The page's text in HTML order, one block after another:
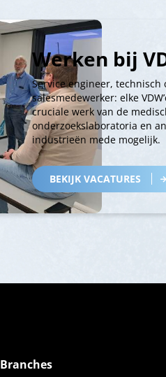
Werken bij
Service engineer, technisch
salesmedewerker: elke
cruciale werk van de
onderzoekslaboratoria en
industrieën mede mogelijk.
BEKIJK VACATURES
Branches